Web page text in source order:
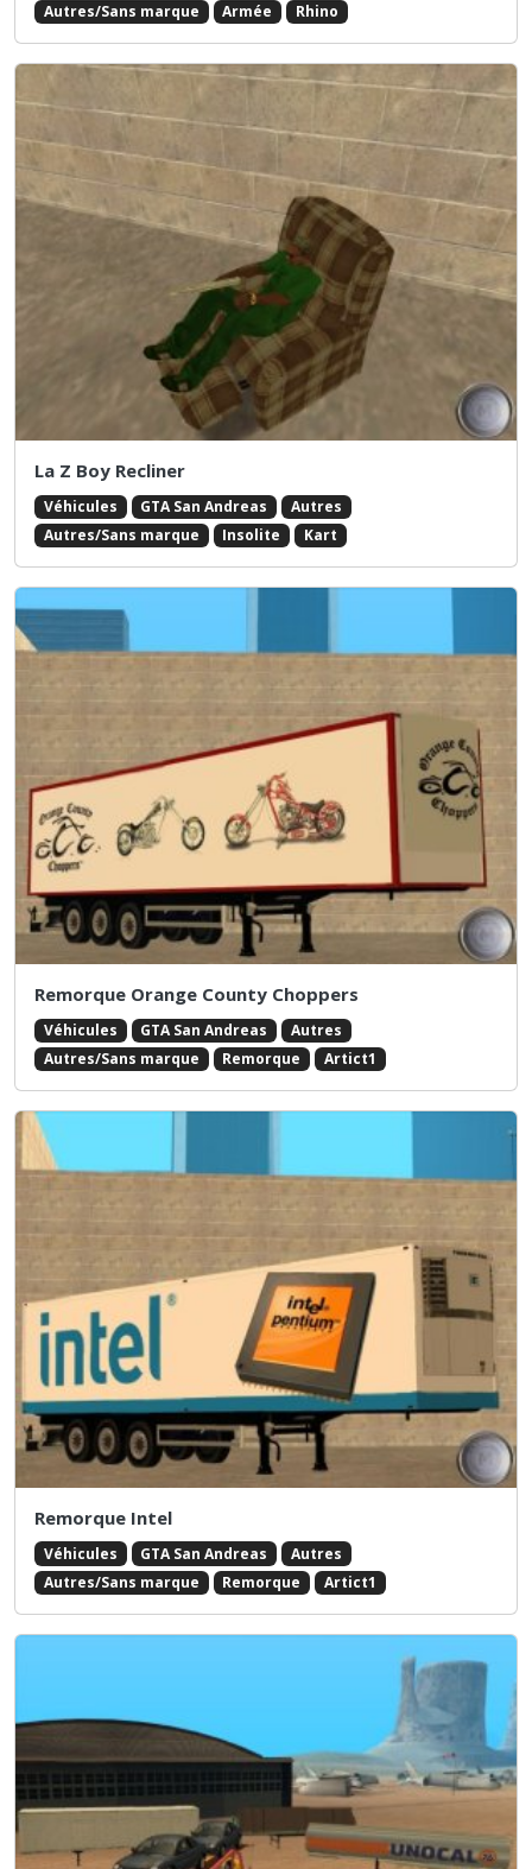
Autres/Sans marque
Armée Rhino
La Z Boy Recliner
Véhicules GTA San Andreas
Autres
Autres/Sans marque
Insolite Kart
Remorque Orange County Choppers
Véhicules GTA San Andreas
Autres
Autres/Sans marque
Remorque Artict1
Remorque Intel
Véhicules GTA San Andreas
Autres
Autres/Sans marque
Remorque Artict1